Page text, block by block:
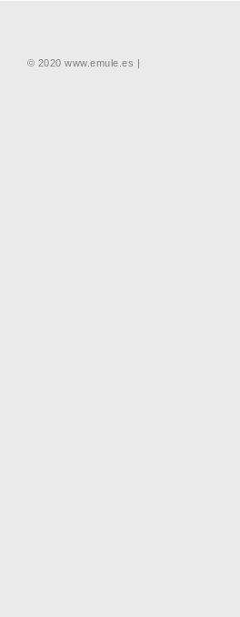
© 2020 www.emule.es |